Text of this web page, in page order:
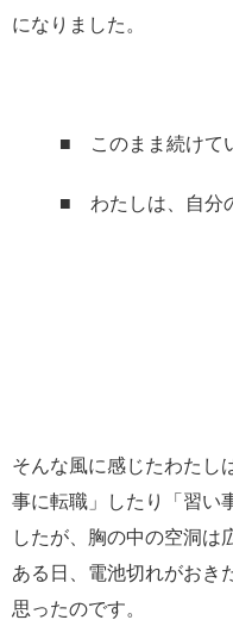
になりました。
■ このまま続けて
■ わたしは、自分
そんな風に感じたわたし
事に転職」したり「習い
したが、胸の中の空洞は
ある日、電池切れがおき
思ったのです。